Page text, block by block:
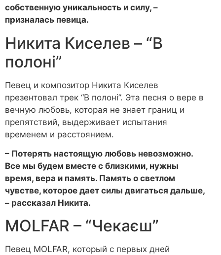
собственную уникальность и силу, –
призналась певица.
Никита Киселев – “В
полоні”
Певец и композитор Никита Киселев
презентовал трек “В полоні”. Эта песня о вере в
вечную любовь, которая не знает границ и
препятствий, выдерживает испытания
временем и расстоянием.
– Потерять настоящую любовь невозможно.
Все мы будем вместе с близкими, нужны
время, вера и память. Память о светлом
чувстве, которое дает силы двигаться дальше,
– рассказал Никита.
MOLFAR – “Чекаєш”
Певец MOLFAR, который с первых дней